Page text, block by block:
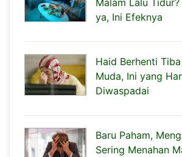
ya, Ini Efeknya
Haid Berhenti
Muda, Ini yang
Diwaspadai
Baru Paham,
Sering Menahan